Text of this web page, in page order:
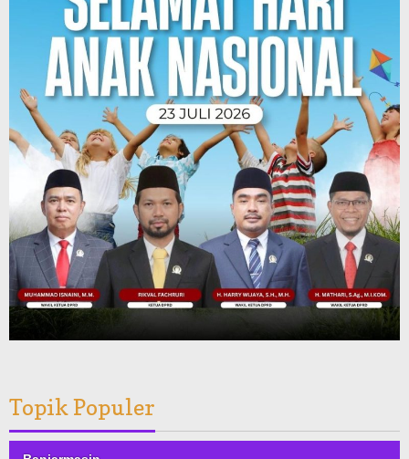
Topik Populer